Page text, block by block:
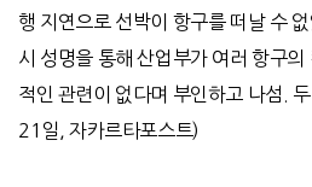
행 지연으로 선박이 항구를 떠날 수
시 성명을 통해 산업부가 여러 항구
적인 관련이 없다며 부인하고 나섬
21 일,자카르타포스트)